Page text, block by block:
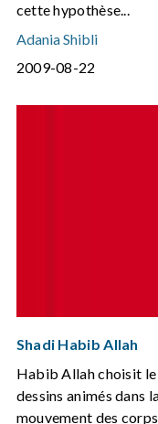
cette hypothèse...
Adania Shibli
2009-08-22
Shadi Habib Allah
Habib Allah choisit le
dessins animés dans
mouvement des